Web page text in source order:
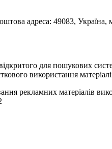
адреса: 49083,
для пошукових
використання
рекламних матеріалів